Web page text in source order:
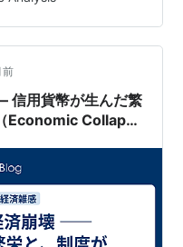
前
信用貨幣が生んだ繁
Economic Collapse
to a New